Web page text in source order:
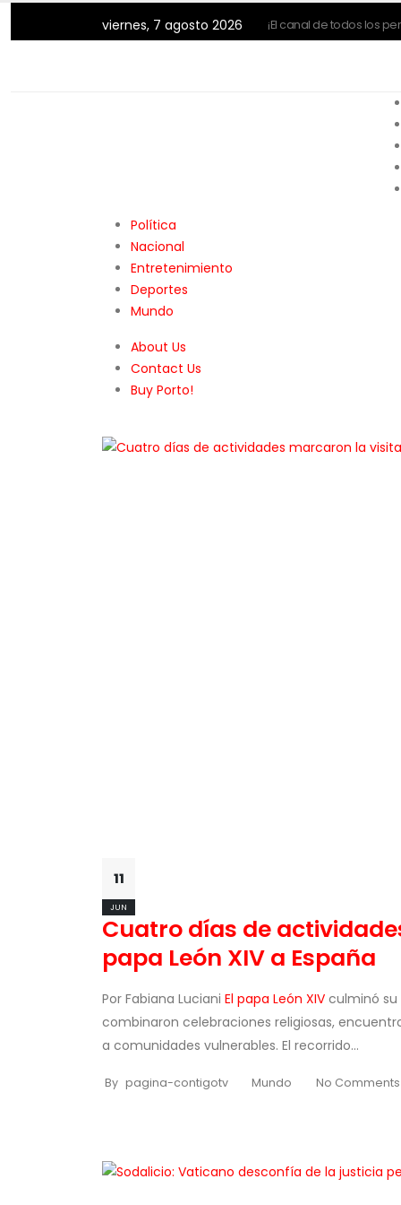
viernes, 7 agosto 2026 ¡El canal de todos los
Política
Nacional
Entretenimiento
Deportes
Mundo
About Us
Contact Us
Buy Porto!
11
JUN
Cuatro días de
papa León XIV a España
Por Fabiana Luciani El papa León XIV culminó
combinaron celebraciones religiosas,
a comunidades vulnerables. El recorrido...
By pagina-contigotv Mundo No Comments